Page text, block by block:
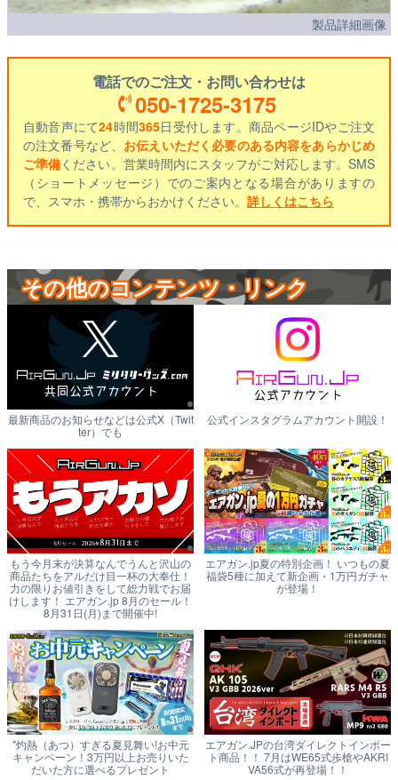
製品詳細画像
電話でのご注文・お問い合わせは
050-1725-3175
自動音声にて24時間365日受付します。商品ページIDやご注文
の注文番号など、 お伝えいただく必要のある内容をあらかじめ
ご準備ください。営業時間内にスタッフがご対応します。SMS
（ショートメッセージ）でのご案内となる場合がありますの
で、スマホ・携帯からおかけください。 詳しくはこちら
その他のコンテンツ・リンク
最新商品のお知らせなどは公式X（Twit
ter）でも
公式インスタグラムアカウント開設！
もう今月末が決算なんでうんと沢山の
商品たちをアルだけ目一杯の大奉仕！
力の限りお値引きをして総力戦でお届
けします！ エアガン.jp 8月のセール！
8月31日(月)まで開催中!
エアガン.jp夏の特別企画！ いつもの夏
福袋5種に加えて新企画・1万円ガチャ
が登場！
"灼熱（あつ）すぎる夏見舞い!お中元
キャンペーン！3万円以上お売りいた
だいた方に選べるプレゼント
エアガン.JPの台湾ダイレクトインポー
ト商品！！ 7月はWE65式歩槍やAKRI
VA56式が再登場！！